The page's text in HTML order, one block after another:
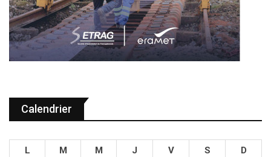
Calendrier
L M M J V S
D